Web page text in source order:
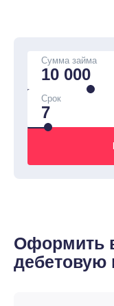
Сумма займа
Срок
Оформить
дебетовую